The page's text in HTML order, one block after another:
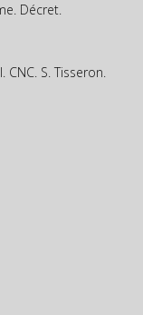
Décret.
S. Tisseron.